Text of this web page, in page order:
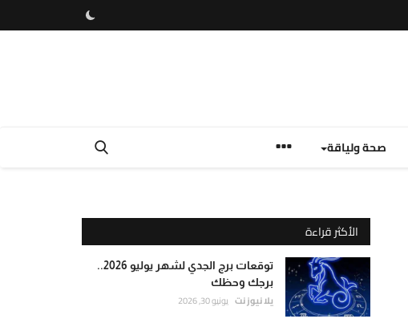
صحة ولياقة
الأكثر قراءة
توقعات برج الجدي لشهر يوليو 2026..
برجك وحظك
يلا نيوز نت يونيو 30, 2026